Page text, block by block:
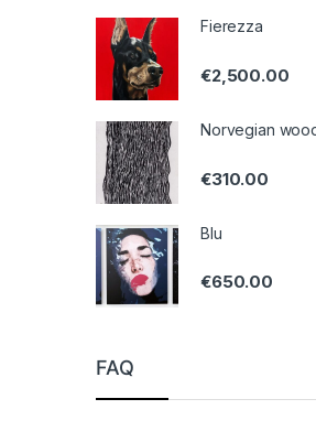
Fierezza
€2,500.00
Norvegian
€310.00
Blu
€650.00
FAQ